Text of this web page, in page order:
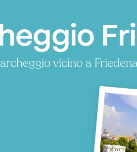
vicino a